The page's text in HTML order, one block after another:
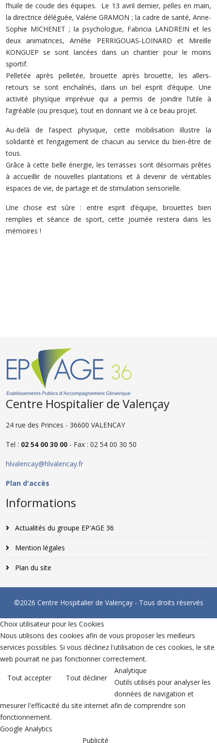
l’huile de coude des équipes. Le 13 avril dernier, pelles en main,
la directrice déléguée, Valérie GRAMON ; la cadre de santé, Anne-
Sophie MICHENET ; la psychologue, Fabricia LANDREIN et les
deux animatrices, Amélie PERRIGOUAS-LOINARD et Mireille
KONGUEP se sont lancées dans un chantier pour le moins
sportif.
Pelletée après pelletée, brouette après brouette, les allers-
retours se sont enchaînés, dans un bel esprit d’équipe. Une
activité physique imprévue qui a permis de joindre l’utile à
l’agréable (ou presque), tout en donnant vie à ce beau projet.
Au-delà de l’aspect physique, cette mobilisation illustre la
solidarité et l’engagement de chacun au service du bien-être de
tous.
Grâce à cette belle énergie, les terrasses sont désormais prêtes
à accueillir de nouvelles plantations et à devenir de véritables
espaces de vie, de partage et de stimulation sensorielle.
Une chose est sûre : entre esprit d’équipe, brouettes bien
remplies et séance de sport, cette journée restera dans les
mémoires !
Centre Hospitalier de Valençay
24 rue des Princes - 36600 VALENCAY
Tel : 02 54 00 30 00 - Fax : 02 54 00 30 50
hlvalencay@hlvalencay.fr
Plan d'accès
Informations
Actualités du groupe EP'AGE 36
Mention légales
Plan du site
©2026 Centre Hospitalier de Valençay - Tous droits réservés
Choix utilisateur pour les Cookies
Nous utilisons des cookies afin de vous proposer les meilleurs
services possibles. Si vous déclinez l'utilisation de ces cookies, le site
web pourrait ne pas fonctionner correctement.
Tout accepter Tout décliner
Analytique
Outils utilisés pour analyser les
données de navigation et
mesurer l'efficacité du site internet afin de comprendre son
fonctionnement.
Google Analytics
Publicité